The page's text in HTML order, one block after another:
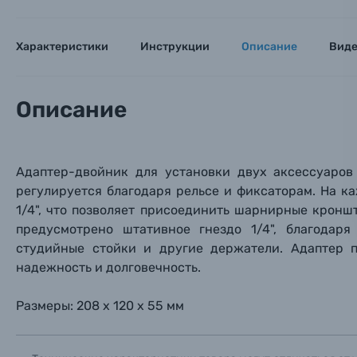
Материалы
Фоторамки
Фотоальбомы
Солнцезащитные очки
Характеристики Инструкции Описание
Описание
Адаптер-двойник для установки двух
регулируется благодаря рельсе и фиксаторам. На
1/4", что позволяет присоединить шарнирные
предусмотрено штативное гнездо 1/4",
студийные стойки и другие держатели. Адаптер
надежность и долговечность.
Размеры: 208 х 120 х 55 мм